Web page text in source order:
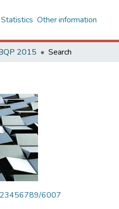
Statistics Other information
2015 Search
6007